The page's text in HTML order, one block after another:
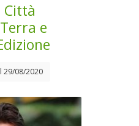
Città
e
29/08/2020